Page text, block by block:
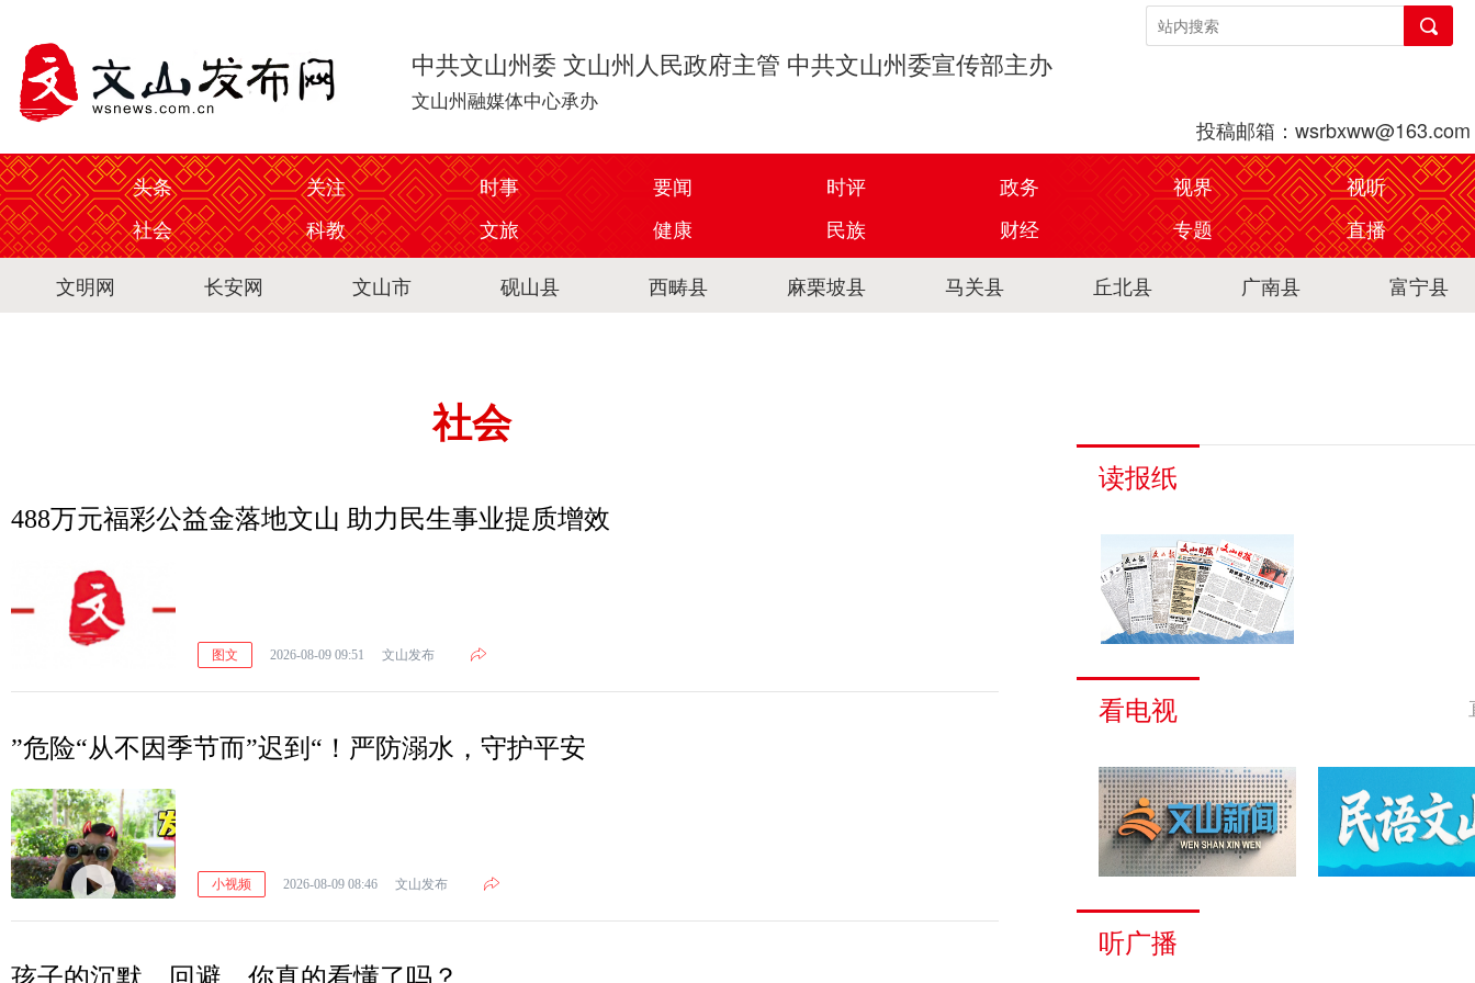
中共文山州委 文山州人民政府主管 中共文山州委宣传部主办
文山州融媒体中心承办
投稿邮箱：wsrbxww@163.com
头条
关注 时事 要闻 时评 政务 视界
视听
社会
科教 文旅 健康 民族 财经 专题
直播
文明网
长安网 文山市 砚山县 西畴县 麻栗坡县 马关县 丘北县 广南县 富宁县
社会
488万元福彩公益金落地文山 助力民生事业提质增效
图文 2026-08-09 09:51 文山发布
”危险“从不因季节而”迟到“！严防溺水，守护平安
小视频 2026-08-09 08:46 文山发布
读报纸
看电视
听广播